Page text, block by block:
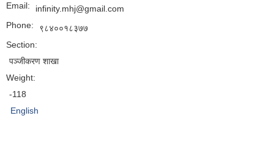
Email:
infinity.mhj@gmail.com
Phone:
९८४००१८३७७
Section:
पञ्जीकरण शाखा
Weight:
-118
English